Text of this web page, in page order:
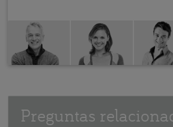
Preguntas